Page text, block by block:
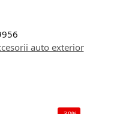
auto exterior